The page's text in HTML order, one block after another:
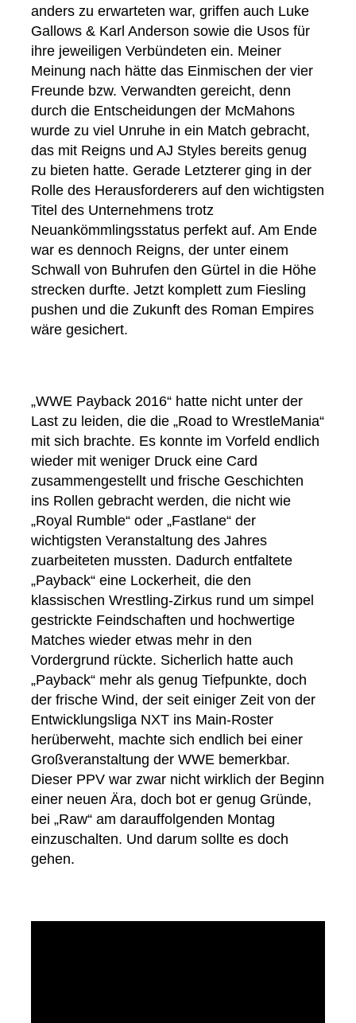
anders zu erwarteten war, griffen auch Luke
Gallows & Karl Anderson sowie die Usos für
ihre jeweiligen Verbündeten ein. Meiner
Meinung nach hätte das Einmischen der vier
Freunde bzw. Verwandten gereicht, denn
durch die Entscheidungen der McMahons
wurde zu viel Unruhe in ein Match gebracht,
das mit Reigns und AJ Styles bereits genug
zu bieten hatte. Gerade Letzterer ging in der
Rolle des Herausforderers auf den wichtigsten
Titel des Unternehmens trotz
Neuankömmlingsstatus perfekt auf. Am Ende
war es dennoch Reigns, der unter einem
Schwall von Buhrufen den Gürtel in die Höhe
strecken durfte. Jetzt komplett zum Fiesling
pushen und die Zukunft des Roman Empires
wäre gesichert.
„WWE Payback 2016“ hatte nicht unter der
Last zu leiden, die die „Road to WrestleMania“
mit sich brachte. Es konnte im Vorfeld endlich
wieder mit weniger Druck eine Card
zusammengestellt und frische Geschichten
ins Rollen gebracht werden, die nicht wie
„Royal Rumble“ oder „Fastlane“ der
wichtigsten Veranstaltung des Jahres
zuarbeiteten mussten. Dadurch entfaltete
„Payback“ eine Lockerheit, die den
klassischen Wrestling-Zirkus rund um simpel
gestrickte Feindschaften und hochwertige
Matches wieder etwas mehr in den
Vordergrund rückte. Sicherlich hatte auch
„Payback“ mehr als genug Tiefpunkte, doch
der frische Wind, der seit einiger Zeit von der
Entwicklungsliga NXT ins Main-Roster
herüberweht, machte sich endlich bei einer
Großveranstaltung der WWE bemerkbar.
Dieser PPV war zwar nicht wirklich der Beginn
einer neuen Ära, doch bot er genug Gründe,
bei „Raw“ am darauffolgenden Montag
einzuschalten. Und darum sollte es doch
gehen.